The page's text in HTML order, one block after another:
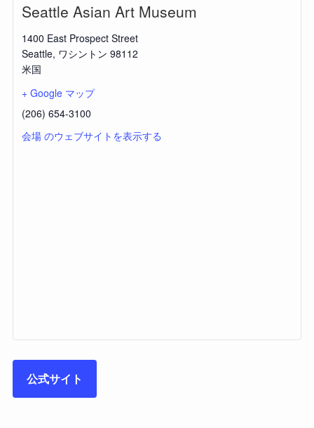
Seattle Asian Art Museum
1400 East Prospect Street
Seattle, ワシントン 98112
米国
+ Google マップ
(206) 654-3100
会場 のウェブサイトを表示する
公式サイト